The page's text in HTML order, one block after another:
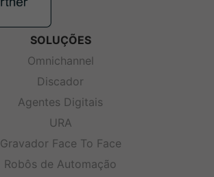
SOLUÇÕES
Omnichannel
Discador
Agentes Digitais
URA
Gravador Face To Face
Robôs de Automação